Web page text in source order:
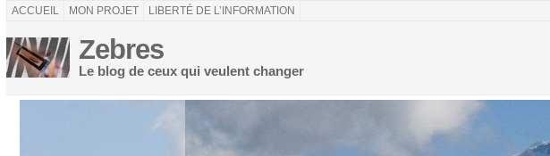
ACCUEIL MON PROJET LIBERTÉ DE L’INFORMATION
Zebres
Le blog de ceux qui veulent changer